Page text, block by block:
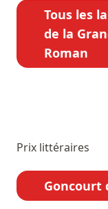
Tous les
de la
Roman
Prix littéraires
Goncourt